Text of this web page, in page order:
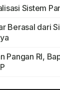
Sistem
Berasal dari
Pangan RI,